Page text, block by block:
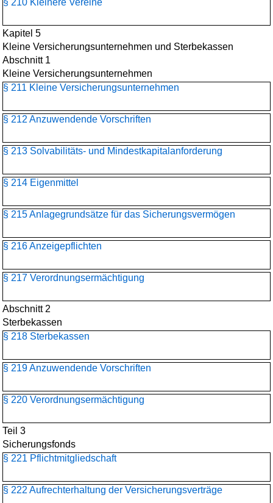
§ 210 Kleinere Vereine
Kapitel 5
Kleine Versicherungsunternehmen und Sterbekassen
Abschnitt 1
Kleine Versicherungsunternehmen
§ 211 Kleine Versicherungsunternehmen
§ 212 Anzuwendende Vorschriften
§ 213 Solvabilitäts- und Mindestkapitalanforderung
§ 214 Eigenmittel
§ 215 Anlagegrundsätze für das Sicherungsvermögen
§ 216 Anzeigepflichten
§ 217 Verordnungsermächtigung
Abschnitt 2
Sterbekassen
§ 218 Sterbekassen
§ 219 Anzuwendende Vorschriften
§ 220 Verordnungsermächtigung
Teil 3
Sicherungsfonds
§ 221 Pflichtmitgliedschaft
§ 222 Aufrechterhaltung der Versicherungsverträge